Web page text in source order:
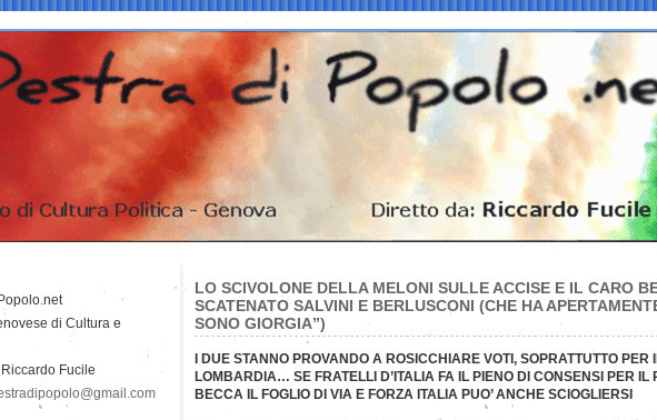
LO SCIVOLONE DELLA MELONI SULLE ACCISE E IL CARO
SCATENATO SALVINI E BERLUSCONI (CHE HA
SONO GIORGIA”)
I DUE STANNO PROVANDO A ROSICCHIARE VOTI, SOPRATTUTTO PER
LOMBARDIA… SE FRATELLI D’ITALIA FA IL PIENO DI CONSENSI PER IL
BECCA IL FOGLIO DI VIA E FORZA ITALIA PUO’ ANCHE SCIOGLIERSI
di Cultura e
Fucile